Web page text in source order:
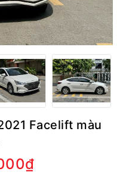
Facelift màu